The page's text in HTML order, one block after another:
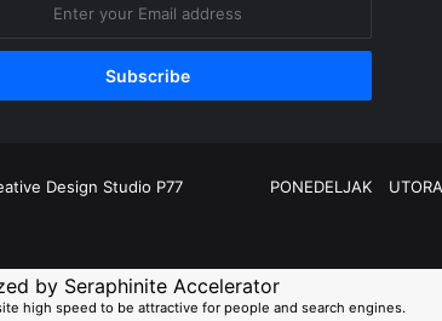
Design Studio P77 PONEDELJAK
by Seraphinite Accelerator
high speed to be attractive for people and search engines.